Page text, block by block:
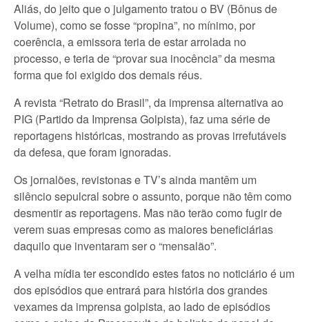
Aliás, do jeito que o julgamento tratou o BV (Bônus de
Volume), como se fosse “propina”, no mínimo, por
coerência, a emissora teria de estar arrolada no
processo, e teria de “provar sua inocência” da mesma
forma que foi exigido dos demais réus.
A revista “Retrato do Brasil”, da imprensa alternativa ao
PIG (Partido da Imprensa Golpista), faz uma série de
reportagens históricas, mostrando as provas irrefutáveis
da defesa, que foram ignoradas.
Os jornalões, revistonas e TV’s ainda mantêm um
silêncio sepulcral sobre o assunto, porque não têm como
desmentir as reportagens. Mas não terão como fugir de
verem suas empresas como as maiores beneficiárias
daquilo que inventaram ser o “mensalão”.
A velha mídia ter escondido estes fatos no noticiário é um
dos episódios que entrará para história dos grandes
vexames da imprensa golpista, ao lado de episódios